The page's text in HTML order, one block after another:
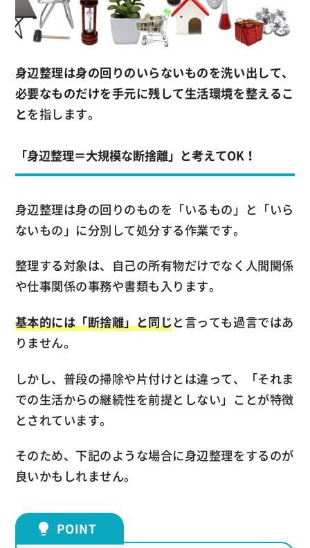
身辺整理は身の回りのいらないものを洗い出して、
必要なものだけを手元に残して生活環境を整えるこ
とを指します。
「身辺整理＝大規模な断捨離」と考えてOK！
身辺整理は身の回りのものを「いるもの」と「いら
ないもの」に分別して処分する作業です。
整理する対象は、自己の所有物だけでなく人間関係
や仕事関係の事務や書類も入ります。
基本的には「断捨離」と同じと言っても過言ではあ
りません。
しかし、普段の掃除や片付けとは違って、「それま
での生活からの継続性を前提としない」ことが特徴
とされています。
そのため、下記のような場合に身辺整理をするのが
良いかもしれません。